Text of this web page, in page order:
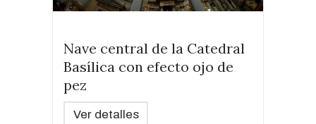
Nave central de la Catedral
Basílica con efecto ojo de
pez
Ver detalles